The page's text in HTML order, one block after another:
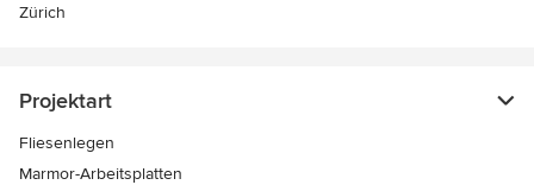
Zürich
Projektart
Fliesenlegen
Marmor-Arbeitsplatten